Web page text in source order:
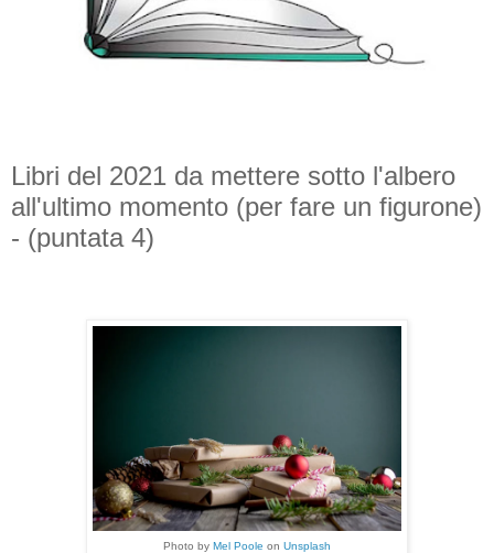
Libri del 2021 da mettere sotto l'albero
all'ultimo momento (per fare un figurone)
- (puntata 4)
Photo by Mel Poole on Unsplash